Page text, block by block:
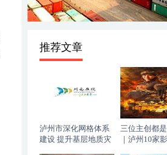
推荐文章
泸州市深化网格体系
建设 提升基层地质灾
三位主创都
｜泸州10家